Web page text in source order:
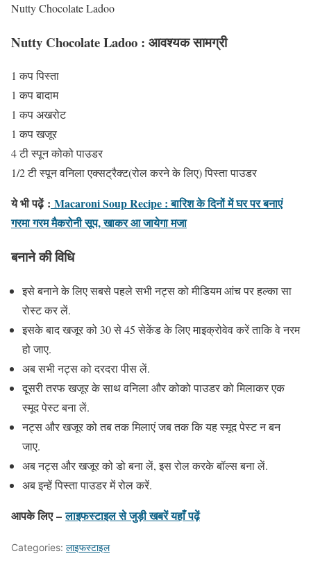
Nutty Chocolate Ladoo
Nutty Chocolate Ladoo : आवश्यक सामग्री
1 कप पिस्ता
1 कप बादाम
1 कप अखरोट
1 कप खजूर
4 टी स्पून कोको पाउडर
1/2 टी स्पून वनिला एक्सट्रैक्ट(रोल करने के लिए) पिस्ता पाउडर
ये भी पढ़ें : Macaroni Soup Recipe : बारिश के दिनों में घर पर बनाएं
गरमा गरम मैकरोनी सूप, खाकर आ जायेगा मजा
बनाने की विधि
इसे बनाने के लिए सबसे पहले सभी नट्स को मीडियम आंच पर हल्का सा
रोस्ट कर लें.
इसके बाद खजूर को 30 से 45 सेकेंड के लिए माइक्रोवेव करें ताकि वे नरम
हो जाए.
अब सभी नट्स को दरदरा पीस लें.
दूसरी तरफ खजूर के साथ वनिला और कोको पाउडर को मिलाकर एक
स्मूद पेस्ट बना लें.
नट्स और खजूर को तब तक मिलाएं जब तक कि यह स्मूद पेस्ट न बन
जाए.
अब नट्स और खजूर को डो बना लें, इस रोल करके बॉल्स बना लें.
अब इन्हें पिस्ता पाउडर में रोल करें.
आपके लिए –लाइफस्टाइलसे जुड़ी खबरें यहाँ पढ़ें
Categories: लाइफस्टाइल